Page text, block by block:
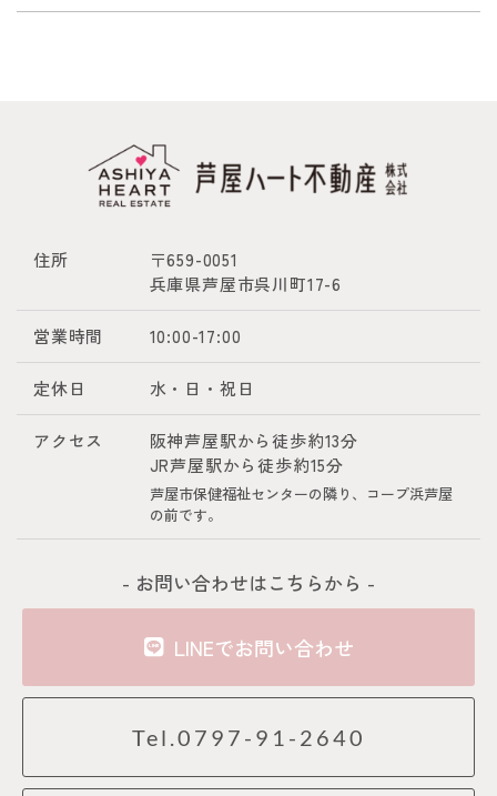
住所
〒659-0051
兵庫県芦屋市呉川町17-6
営業時間 10:00-17:00
定休日 水・日・祝日
アクセス
阪神芦屋駅から徒歩約13分
JR芦屋駅から徒歩約15分
芦屋市保健福祉センターの隣り、コープ浜芦屋
の前です。
- お問い合わせはこちらから -
LINEでお問い合わせ
Tel.0797-91-2640